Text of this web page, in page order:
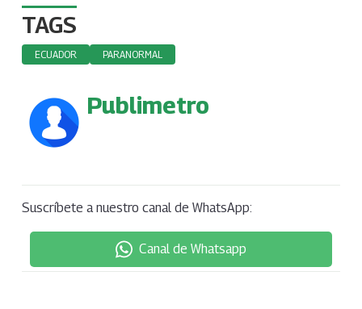
TAGS
ECUADOR PARANORMAL
Publimetro
Suscríbete a nuestro canal de WhatsApp:
Canal de Whatsapp